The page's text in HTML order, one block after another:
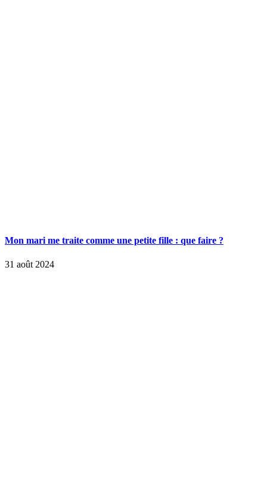
Mon mari me traite comme une petite fille : que faire ?
31 août 2024